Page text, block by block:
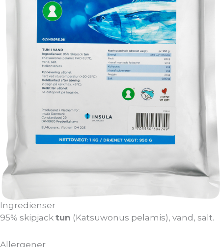
Ingredienser
95% skipjack tun (Katsuwonus pelamis), vand, salt.
Allergener